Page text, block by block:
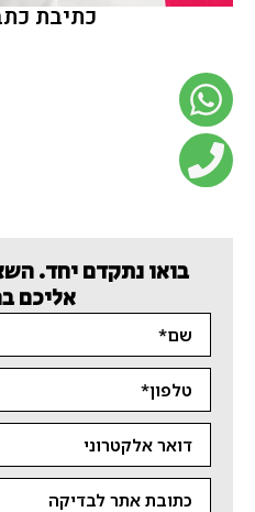
כתיבת
בואו נתקדם יחד.
אליכם